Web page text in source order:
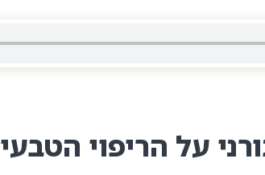
על הריפוי הטבעי